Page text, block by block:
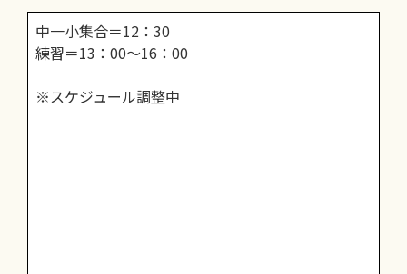
中一小集合＝12：30
練習＝13：00～16：00
※スケジュール調整中